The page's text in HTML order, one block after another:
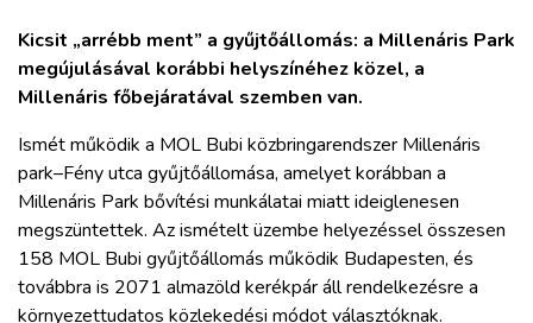
BELÉPÉS
REGISZTRÁCIÓ
Kicsit „arrébb ment” a gyűjtőállomás: a Millenáris Park
megújulásával korábbi helyszínéhez közel, a
Millenáris főbejáratával szemben van.
Ismét működik a MOL Bubi közbringarendszer Millenáris
park–Fény utca gyűjtőállomása, amelyet korábban a
Millenáris Park bővítési munkálatai miatt ideiglenesen
megszüntettek. Az ismételt üzembe helyezéssel összesen
158 MOL Bubi gyűjtőállomás működik Budapesten, és
továbbra is 2071 almazöld kerékpár áll rendelkezésre a
környezettudatos közlekedési módot választóknak.